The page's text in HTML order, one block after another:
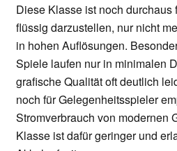
Diese Klasse ist noch
flüssig darzustellen, nur nicht
in hohen Auflösungen.
Spiele laufen nur in minimalen
grafische Qualität oft deutlich
noch für Gelegenheitsspieler
Stromverbrauch von modernen
Klasse ist dafür geringer und